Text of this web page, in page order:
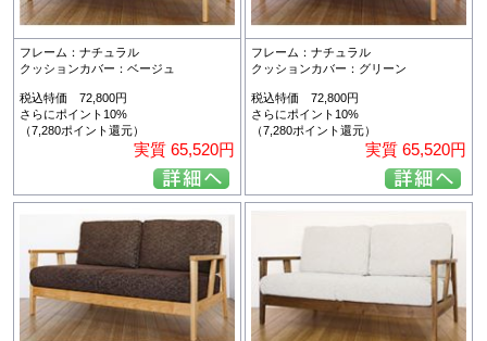
フレーム：ナチュラル
クッションカバー：ベージュ
税込特価 72,800円
さらにポイント10%
（7,280ポイント還元）
実質 65,520円
フレーム：ナチュラル
クッションカバー：グリーン
税込特価 72,800円
さらにポイント10%
（7,280ポイント還元）
実質 65,520円